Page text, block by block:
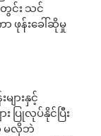
တွင်း သင်
ဖုန်းခေါ်ဆိုမှု
ားနှင့်
ပြုလုပ်နိုင်ပြီး
မလိုဘဲ